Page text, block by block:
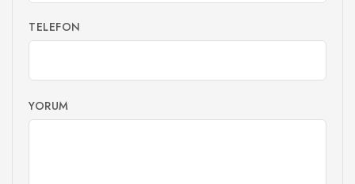
TELEFON
YORUM